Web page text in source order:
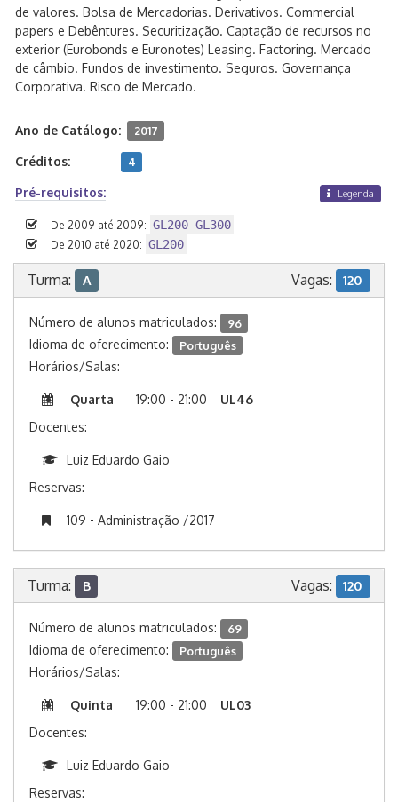
de valores. Bolsa de Mercadorias. Derivativos. Commercial
papers e Debêntures. Securitização. Captação de recursos no
exterior (Eurobonds e Euronotes) Leasing. Factoring. Mercado
de câmbio. Fundos de investimento. Seguros. Governança
Corporativa. Risco de Mercado.
Ano de Catálogo: 2017
Créditos: 4
Pré-requisitos: Legenda
De 2009 até 2009: GL200 GL300
De 2010 até 2020: GL200
Turma: A Vagas: 120
Número de alunos matriculados: 96
Idioma de oferecimento: Português
Horários/Salas:
Quarta 19:00 - 21:00
UL46
Docentes:
Luiz Eduardo Gaio
Reservas:
109 - Administração /2017
Turma: B Vagas: 120
Número de alunos matriculados: 69
Idioma de oferecimento: Português
Horários/Salas:
Quinta 19:00 - 21:00
UL03
Docentes:
Luiz Eduardo Gaio
Reservas: